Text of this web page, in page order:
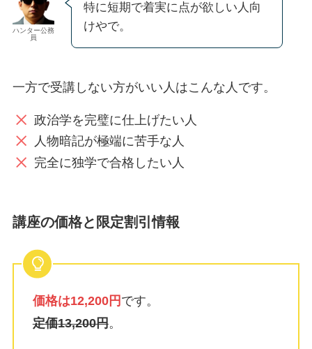
ハンター公務
員
特に短期で着実に点が欲しい人向
けやで。
一方で受講しない方がいい人はこんな人です。
政治学を完璧に仕上げたい人
人物暗記が極端に苦手な人
完全に独学で合格したい人
講座の価格と限定割引情報
価格は12,200円 です。
定価13,200円。